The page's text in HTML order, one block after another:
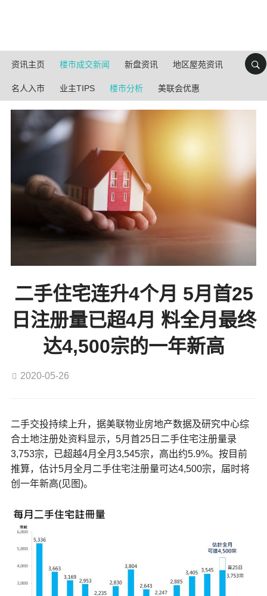
资讯主页 楼市成交新闻 新盘资讯 地区屋苑资讯
名人入市 业主TIPS 楼市分析 美联会优惠
二手住宅连升4个月 5月首25
日注册量已超4月 料全月最终
达4,500宗的一年新高
2020-05-26
二手交投持续上升，据美联物业房地产数据及研究中心综
合土地注册处资料显示，5月首25日二手住宅注册量录
3,753宗，已超越4月全月3,545宗，高出约5.9%。按目前
推算，估计5月全月二手住宅注册量可达4,500宗，届时将
创一年新高(见图)。